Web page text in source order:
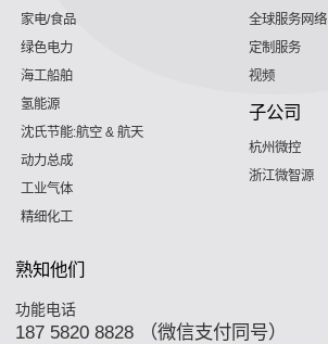
家电/食品
绿色电力
海工船舶
氢能源
沈氏节能:航空 & 航天
动力总成
工业气体
精细化工
全球服务网络
定制服务
视频
子公司
杭州微控
浙江微智源
熟知他们
功能电话
187 5820 8828 （微信支付同号）